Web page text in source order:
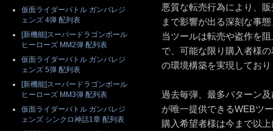
悪質な転売行為により、
まで影響が出る深刻な事
当ツールは転売や盗作を
で、可能な限り購入者様
の環境構築を実現してお
過去毎弾、最多パターン
が唯一提供できるWEBツ
購入希望者様は今まで以
仮面ライダーバトル ガンバレジ
ェンズ 4弾 配列表
[新機能]スーパードラゴンボール
ヒーローズ MM2弾 配列表
仮面ライダーバトル ガンバレジ
ェンズ 5弾 配列表
[新機能]スーパードラゴンボール
ヒーローズ MM3弾 配列表
仮面ライダーバトル ガンバレジ
ェンズ シンクロ神話1章 配列表